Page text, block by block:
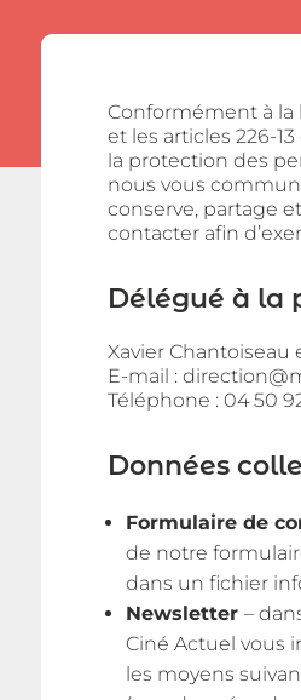
Conformément à la
et les articles 226-
la protection des
nous vous
conserve, partage
contacter afin
Délégué à la
Xavier
E-mail :
Téléphone : 04 50
Données
Formulaire de
de notre
dans un fichier
Newsletter –
Ciné Actuel vous
les moyens